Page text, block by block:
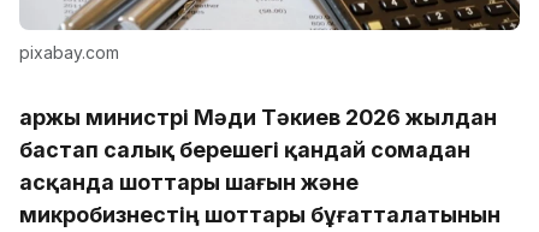
pixabay.com
Қаржы министрі Мәди Тәкиев 2026 жылдан
бастап салық берешегі қандай сомадан
асқанда шоттары шағын және
микробизнестің шоттары бұғатталатынын